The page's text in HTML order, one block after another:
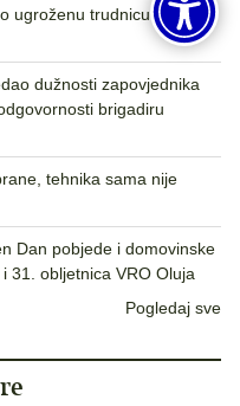
ugroženu trudnicu iz
dužnosti zapovjednika
brigadiru
tehnika sama nije
Dan pobjede i domovinske
31. obljetnica VRO Oluja
Pogledaj sve